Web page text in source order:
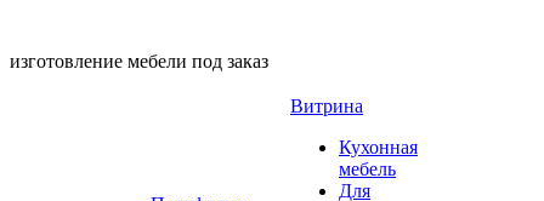
изготовление мебели под заказ
Витрина
Кухонная
мебель
Для